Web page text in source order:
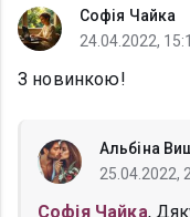
Софія Чайка
24.04.2022,
З новинкою!
Альбіна
25.04.2022,
Софія Чайка,